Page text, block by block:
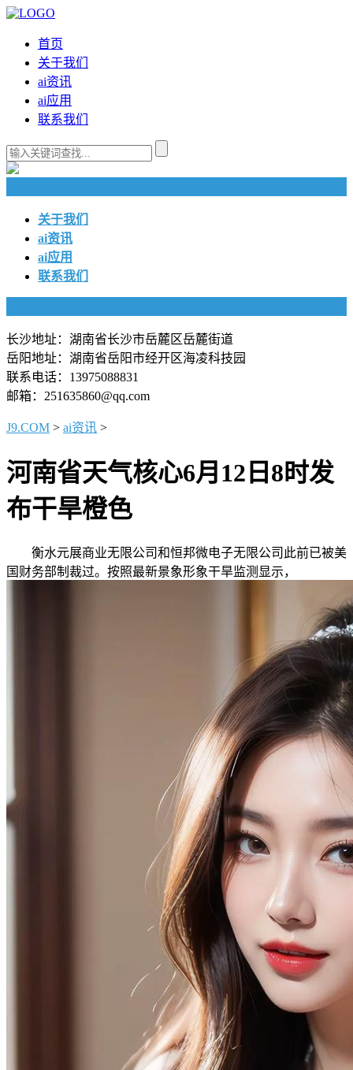
首页
关于我们
ai资讯
ai应用
联系我们
关于我们
ai资讯
ai应用
联系我们
长沙地址：湖南省长沙市岳麓区岳麓街道
岳阳地址：湖南省岳阳市经开区海凌科技园
联系电话：13975088831
邮箱：251635860@qq.com
J9.COM > ai资讯 >
河南省天气核心6月12日8时发
布干旱橙色
衡水元展商业无限公司和恒邦微电子无限公司此前已被美
国财务部制裁过。按照最新景象形象干旱监测显示，